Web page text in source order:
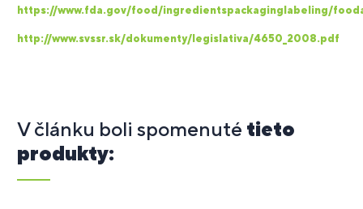
https://www.fda.gov/food/ingredientspackaginglabeling/
http://www.svssr.sk/dokumenty/legislativa/4650_2008.pdf
V článku boli spomenuté tieto
produkty: